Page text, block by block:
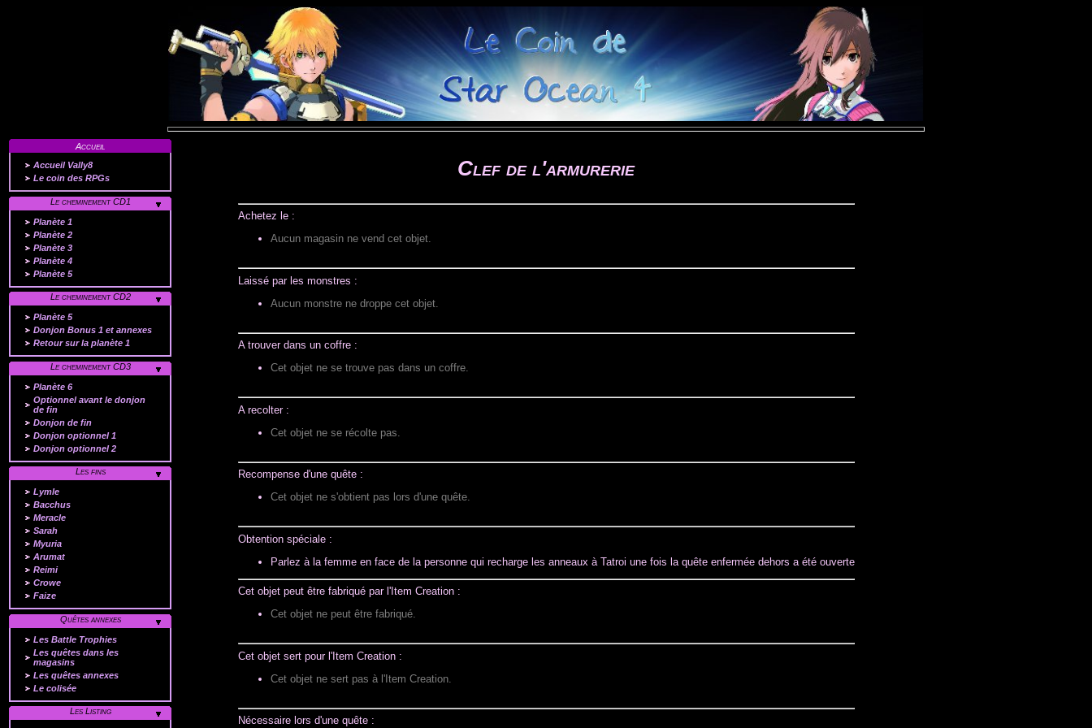
Accueil
Accueil Vally8
Le coin des RPGs
Le cheminement CD1
Planète 1
Planète 2
Planète 3
Planète 4
Planète 5
Le cheminement CD2
Planète 5
Donjon Bonus 1 et annexes
Retour sur la planète 1
Le cheminement CD3
Planète 6
Optionnel avant le donjon
de fin
Donjon de fin
Donjon optionnel 1
Donjon optionnel 2
Les fins
Lymle
Bacchus
Meracle
Sarah
Myuria
Arumat
Reimi
Crowe
Faize
Quêtes annexes
Les Battle Trophies
Les quêtes dans les
magasins
Les quêtes annexes
Le colisée
Les Listing
Clef de l'armurerie
Achetez le :
Aucun magasin ne vend cet objet.
Laissé par les monstres :
Aucun monstre ne droppe cet objet.
A trouver dans un coffre :
Cet objet ne se trouve pas dans un coffre.
A recolter :
Cet objet ne se récolte pas.
Recompense d'une quête :
Cet objet ne s'obtient pas lors d'une quête.
Obtention spéciale :
Parlez à la femme en face de la personne qui recharge les anneaux à Tatroi une fois la quête enfermée dehors a été ouverte
Cet objet peut être fabriqué par l'Item Creation :
Cet objet ne peut être fabriqué.
Cet objet sert pour l'Item Creation :
Cet objet ne sert pas à l'Item Creation.
Nécessaire lors d'une quête :